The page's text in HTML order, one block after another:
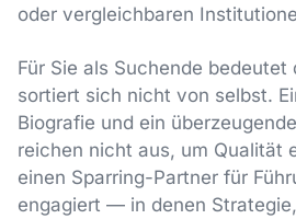
oder vergleichbaren
Für Sie als Suchende bedeutet
sortiert sich nicht von selbst.
Biografie und ein
reichen nicht aus, um Qualität
einen Sparring-Partner für
engagiert — in denen Strategie,